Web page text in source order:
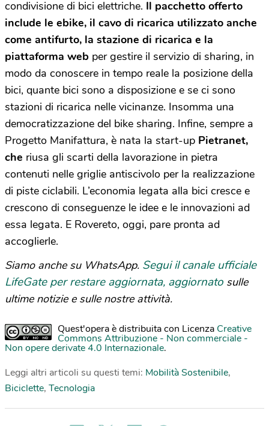
condivisione di bici elettriche. Il pacchetto offerto
include le ebike, il cavo di ricarica utilizzato anche
come antifurto, la stazione di ricarica e la
piattaforma web per gestire il servizio di sharing, in
modo da conoscere in tempo reale la posizione della
bici, quante bici sono a disposizione e se ci sono
stazioni di ricarica nelle vicinanze. Insomma una
democratizzazione del bike sharing. Infine, sempre a
Progetto Manifattura, è nata la start-up Pietranet,
che riusa gli scarti della lavorazione in pietra
contenuti nelle griglie antiscivolo per la realizzazione
di piste ciclabili. L’economia legata alla bici cresce e
crescono di conseguenze le idee e le innovazioni ad
essa legata. E Rovereto, oggi, pare pronta ad
accoglierle.
Siamo anche su WhatsApp. Segui il canale ufficiale
LifeGate per restare aggiornata, aggiornato sulle
ultime notizie e sulle nostre attività.
Quest'opera è distribuita con Licenza Creative
Commons Attribuzione - Non commerciale -
Non opere derivate 4.0 Internazionale.
Leggi altri articoli su questi temi: Mobilità Sostenibile,
Biciclette, Tecnologia